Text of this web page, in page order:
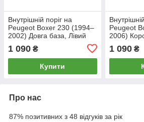
Внутрішній поріг на
Peugeot Boxer 230 (1994–
2002) Довга база, Лівий
1 090 ₴
Купити
Peugeot
2006)
1 090₴
Про нас
87% позитивних з 48 відгуків за рік